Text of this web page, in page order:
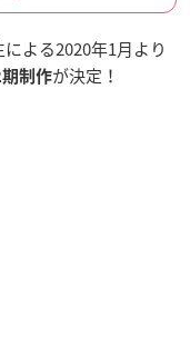
よる2020年1月より
制作が決定！